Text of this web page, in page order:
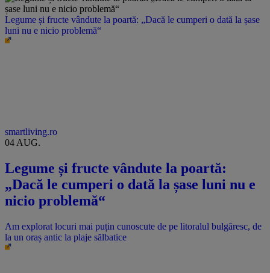
Legume și fructe vândute la poartă: „Dacă le cumperi o dată la șase
luni nu e nicio problemă“
smartliving.ro
04 AUG.
Legume și fructe vândute la poartă:
„Dacă le cumperi o dată la șase luni nu e
nicio problemă“
Am explorat locuri mai puțin cunoscute de pe litoralul bulgăresc, de
la un oraș antic la plaje sălbatice